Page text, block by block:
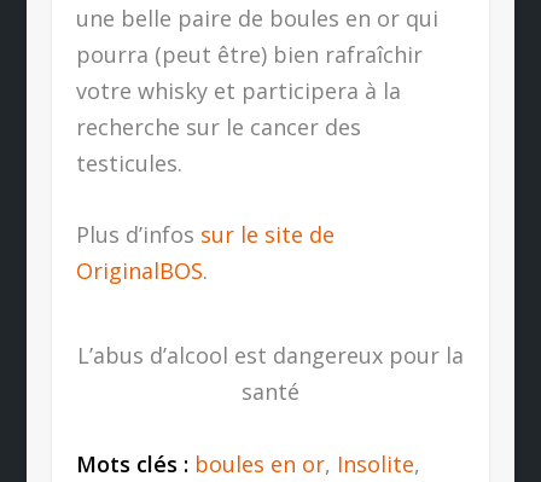
une belle paire de boules en or qui
pourra (peut être) bien rafraîchir
votre whisky et participera à la
recherche sur le cancer des
testicules.
Plus d’infos sur le site de
OriginalBOS.
L’abus d’alcool est dangereux pour la
santé
Mots clés : boules en or, Insolite,